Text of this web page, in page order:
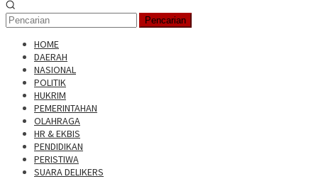
Pencarian
HOME
DAERAH
NASIONAL
POLITIK
HUKRIM
PEMERINTAHAN
OLAHRAGA
HR & EKBIS
PENDIDIKAN
PERISTIWA
SUARA DELIKERS